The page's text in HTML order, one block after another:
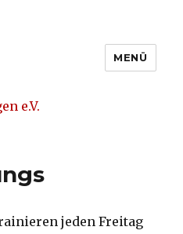
e.V.
MENÜ
jeden Freitag